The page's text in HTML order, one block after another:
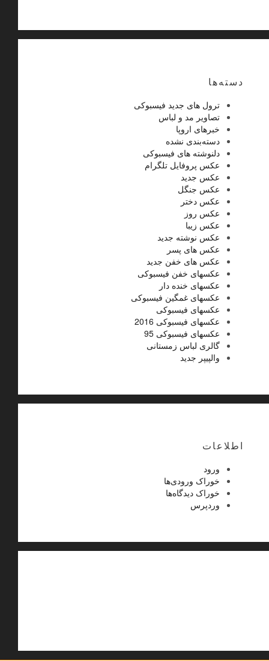
دسته‌ها
ترول های جدید فیسبوکی
تصاویر مد و لباس
خبرهای اروپا
دسته‌بندی نشده
دلنوشته های فیسبوکی
عکس پروفایل تلگرام
عکس جدید
عکس جنگل
عکس دختر
عکس روز
عکس زیبا
عکس نوشته جدید
عکس های پسر
عکس های خفن جدید
عکسهای خفن فیسبوکی
عکسهای خنده دار
عکسهای غمگین فیسبوکی
عکسهای فیسبوکی
عکسهای فیسبوکی 2016
عکسهای فیسبوکی 95
گالری لباس زمستانی
والپیپر جدید
اطلاعات
ورود
خوراک ورودی‌ها
خوراک دیدگاه‌ها
وردپرس